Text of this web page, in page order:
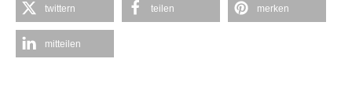
twittern teilen merken
mitteilen